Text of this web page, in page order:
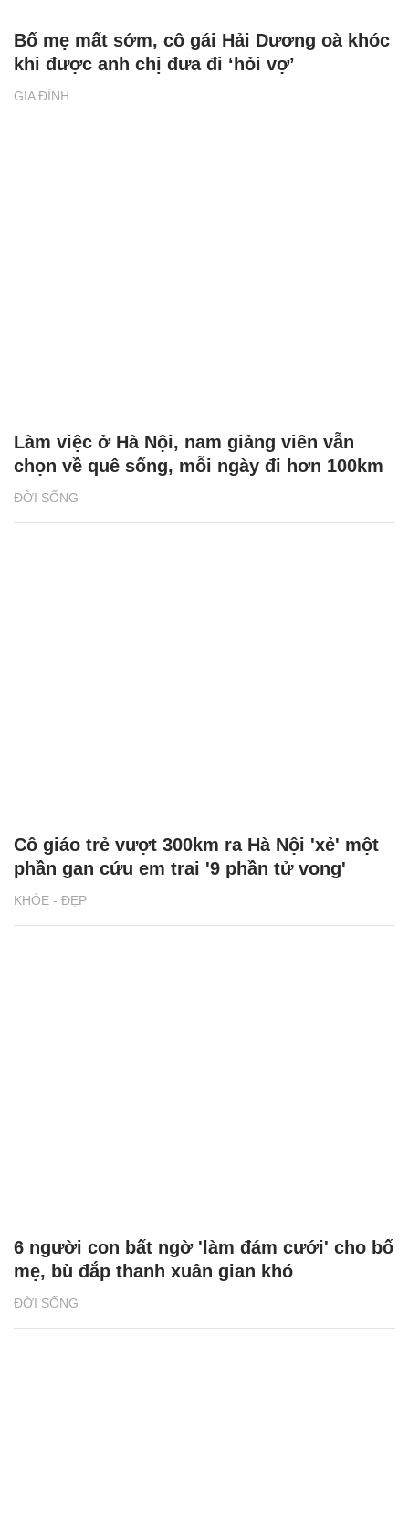
GIA ĐÌNH
Bố mẹ mất sớm, cô gái Hải Dương oà khóc
khi được anh chị đưa đi ‘hỏi vợ’
ĐỜI SỐNG
Làm việc ở Hà Nội, nam giảng viên vẫn
chọn về quê sống, mỗi ngày đi hơn 100km
KHỎE - ĐẸP
Cô giáo trẻ vượt 300km ra Hà Nội 'xẻ' một
phần gan cứu em trai '9 phần tử vong'
ĐỜI SỐNG
6 người con bất ngờ 'làm đám cưới' cho bố
mẹ, bù đắp thanh xuân gian khó